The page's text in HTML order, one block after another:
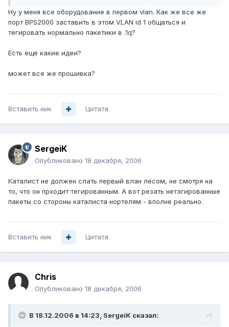
Ну у меня все оборудование в первом vlan. Как же все же
порт BPS2000 заставить в этом VLAN id 1 общаться и
тегировать нормально пакетики в .1q?
Есть ещё какие идеи?
может все же прошивка?
Вставить ник Цитата
SergeiK
Опубликовано 18 декабря, 2006
Каталист не должен слать первый влан лесом, не смотря на
то, что он прходит тегированным. А вот резать нетэгированные
пакеты со стороны каталиста нортелям - вполне реально.
Вставить ник Цитата
Chris
Опубликовано 18 декабря, 2006
В 18.12.2006 в 14:23, SergeiK сказал: